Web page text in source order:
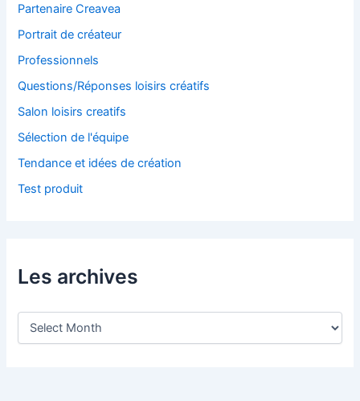
Partenaire Creavea
Portrait de créateur
Professionnels
Questions/Réponses loisirs créatifs
Salon loisirs creatifs
Sélection de l'équipe
Tendance et idées de création
Test produit
Les archives
L